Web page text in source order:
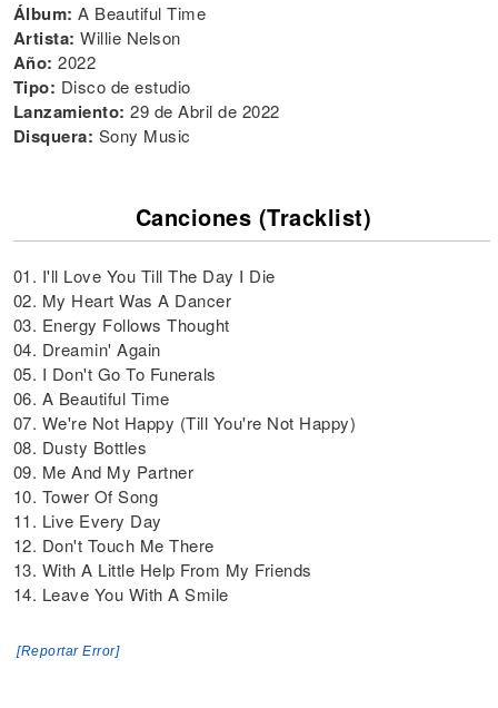
Álbum: A Beautiful Time
Artista: Willie Nelson
Año: 2022
Tipo: Disco de estudio
Lanzamiento: 29 de Abril de 2022
Disquera: Sony Music
Canciones (Tracklist)
01. I'll Love You Till The Day I Die
02. My Heart Was A Dancer
03. Energy Follows Thought
04. Dreamin' Again
05. I Don't Go To Funerals
06. A Beautiful Time
07. We're Not Happy (Till You're Not Happy)
08. Dusty Bottles
09. Me And My Partner
10. Tower Of Song
11. Live Every Day
12. Don't Touch Me There
13. With A Little Help From My Friends
14. Leave You With A Smile
[Reportar Error]